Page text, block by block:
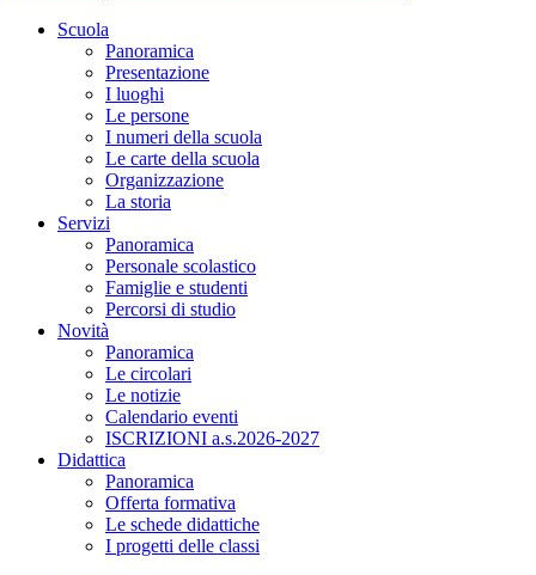
Scuola
Panoramica
Presentazione
I luoghi
Le persone
I numeri della scuola
Le carte della scuola
Organizzazione
La storia
Servizi
Panoramica
Personale scolastico
Famiglie e studenti
Percorsi di studio
Novità
Panoramica
Le circolari
Le notizie
Calendario eventi
ISCRIZIONI a.s.2026-2027
Didattica
Panoramica
Offerta formativa
Le schede didattiche
I progetti delle classi